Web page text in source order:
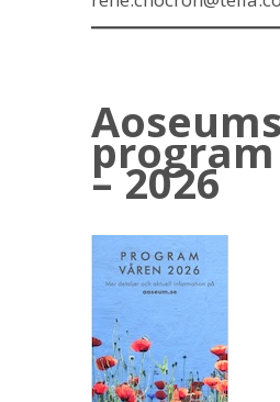
Aoseums
program
– 2026